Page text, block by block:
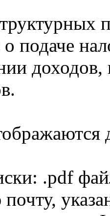
подаче
доходов,
.pdf